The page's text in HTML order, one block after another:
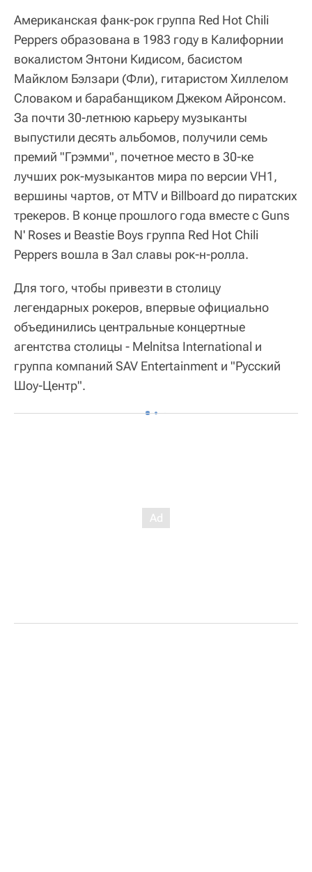
Американская фанк-рок группа Red Hot Chili
Peppers образована в 1983 году в Калифорнии
вокалистом Энтони Кидисом, басистом
Майклом Бэлзари (Фли), гитаристом Хиллелом
Словаком и барабанщиком Джеком Айронсом.
За почти 30-летнюю карьеру музыканты
выпустили десять альбомов, получили семь
премий "Грэмми", почетное место в 30-ке
лучших рок-музыкантов мира по версии VH1,
вершины чартов, от MTV и Billboard до пиратских
трекеров. В конце прошлого года вместе с Guns
N' Roses и Beastie Boys группа Red Hot Chili
Peppers вошла в Зал славы рок-н-ролла.
Для того, чтобы привезти в столицу
легендарных рокеров, впервые официально
объединились центральные концертные
агентства столицы - Melnitsa International и
группа компаний SAV Entertainment и "Русский
Шоу-Центр".